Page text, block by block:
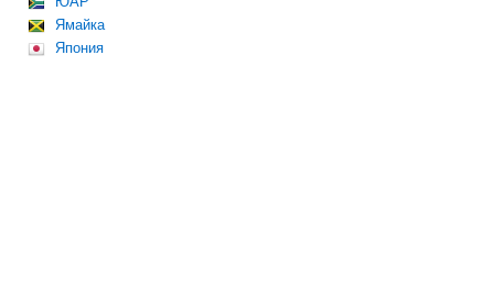
Ямайка
Япония